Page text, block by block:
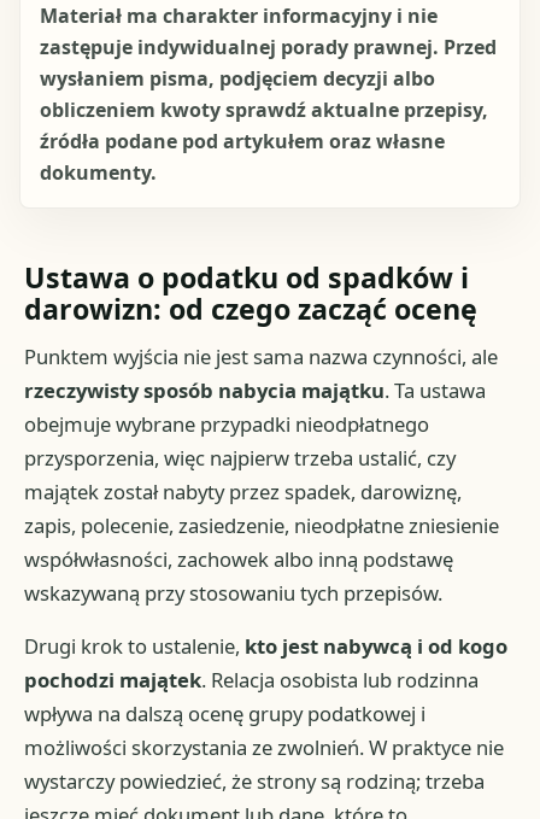
Materiał ma charakter informacyjny i nie
zastępuje indywidualnej porady prawnej. Przed
wysłaniem pisma, podjęciem decyzji albo
obliczeniem kwoty sprawdź aktualne przepisy,
źródła podane pod artykułem oraz własne
dokumenty.
Ustawa o podatku od spadków i
darowizn: od czego zacząć ocenę
Punktem wyjścia nie jest sama nazwa czynności, ale
rzeczywisty sposób nabycia majątku. Ta ustawa
obejmuje wybrane przypadki nieodpłatnego
przysporzenia, więc najpierw trzeba ustalić, czy
majątek został nabyty przez spadek, darowiznę,
zapis, polecenie, zasiedzenie, nieodpłatne zniesienie
współwłasności, zachowek albo inną podstawę
wskazywaną przy stosowaniu tych przepisów.
Drugi krok to ustalenie, kto jest nabywcą i od kogo
pochodzi majątek. Relacja osobista lub rodzinna
wpływa na dalszą ocenę grupy podatkowej i
możliwości skorzystania ze zwolnień. W praktyce nie
wystarczy powiedzieć, że strony są rodziną; trzeba